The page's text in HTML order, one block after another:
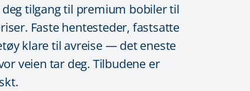
deg tilgang til premium bobiler til
Faste hentesteder, fastsatte
klare til avreise — det eneste
veien tar deg. Tilbudene er